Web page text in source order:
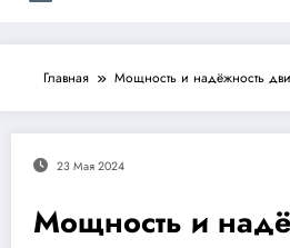
Главная Мощность и надёжность
23 Мая 2024
Мощность и